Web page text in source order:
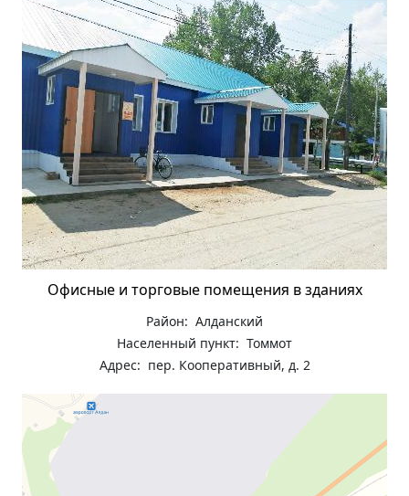
Офисные и торговые помещения в зданиях
Район: Алданский
Населенный пункт: Томмот
Адрес: пер. Кооперативный, д. 2